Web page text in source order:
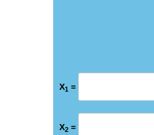
X1 =
X2 =